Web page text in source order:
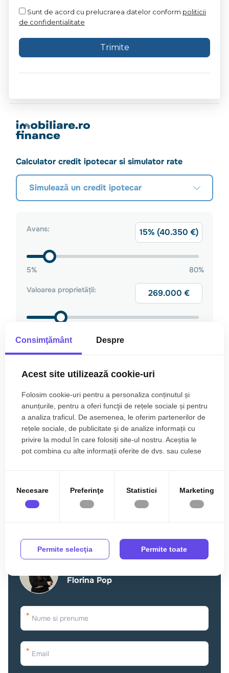
Sunt de acord cu prelucrarea datelor conform politicii
de confidentialitate
Consimţământ Despre
Acest site utilizează cookie-uri
Folosim cookie-uri pentru a personaliza conținutul și
anunțurile, pentru a oferi funcţii de rețele sociale și pentru
a analiza traficul. De asemenea, le oferim partenerilor de
rețele sociale, de publicitate şi de analize informații cu
privire la modul în care folosiți site-ul nostru. Aceștia le
pot combina cu alte informații oferite de dvs. sau culese
Necesare Preferinţe Statistici Marketing
Permite selecţia Permite toate